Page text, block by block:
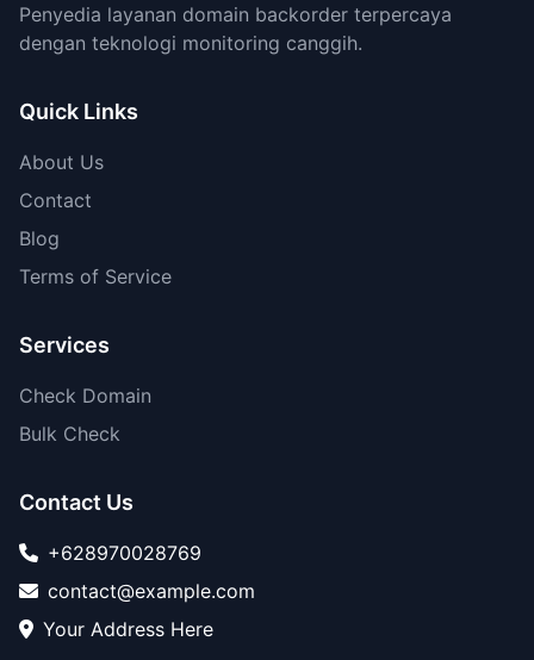
Penyedia layanan domain backorder terpercaya
dengan teknologi monitoring canggih.
Quick Links
About Us
Contact
Blog
Terms of Service
Services
Check Domain
Bulk Check
Contact Us
+628970028769
contact@example.com
Your Address Here